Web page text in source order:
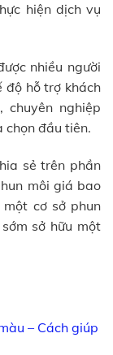
hiện dịch vụ
nhiều người
độ hỗ trợ khách
nghiệp
chọn đầu tiên.
sẻ trên phần
môi giá bao
cơ sở phun
sở hữu một
– Cách giúp